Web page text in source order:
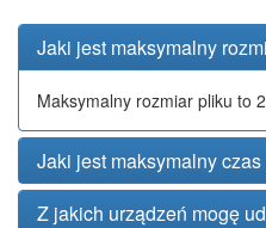
Jaki jest maksymalny
Maksymalny rozmiar pliku to
Jaki jest maksymalny
Z jakich urządzeń mogę